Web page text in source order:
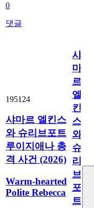
0
댓글
195124
샤마르 엘킨스
와 슈리브포트
루이지애나 총
격 사건 (2026)
Warm-hearted
Polite Rebecca
샤
마
르
엘
킨
스
와
슈
리
브
포
트